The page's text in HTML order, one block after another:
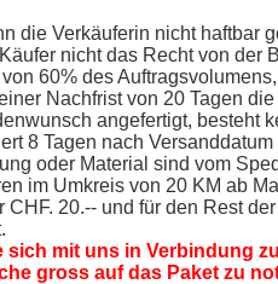
die Verkäuferin nicht haftbar
nicht das Recht von der
60% des
Nachfrist von 20 Tagen
angefertigt, besteht
8 Tagen nach
oder Material sind vom
im Umkreis von 20 KM ab
20.-- und für den Rest
mit uns in Verbindung
gross auf das Paket zu